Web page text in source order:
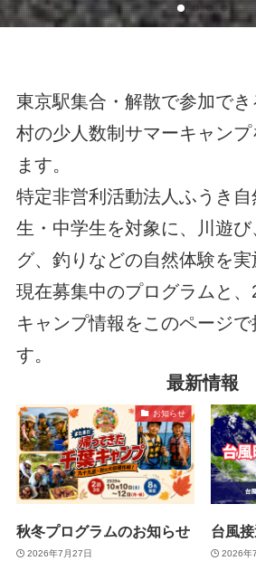
東京駅集合・解散で参加で
村の少人数制サマーキャン
ます。
特定非営利活動法人ふうき
生・中学生を対象に、川遊
グ、釣りなどの自然体験を実
現在募集中のプログラムと
キャンプ情報をこのページで
す。
最新情報
お知らせ
秋冬プログラムのお知らせ
2026年7月27日
台風
2026年